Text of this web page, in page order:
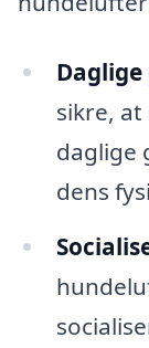
sikre,
daglige
dens